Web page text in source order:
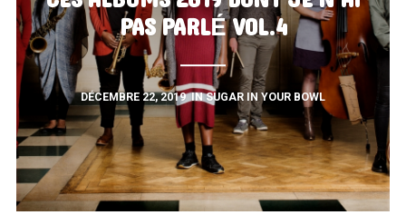
PAS PARLÉ VOL.4
DÉCEMBRE 22, 2019 INSUGAR IN YOUR BOWL